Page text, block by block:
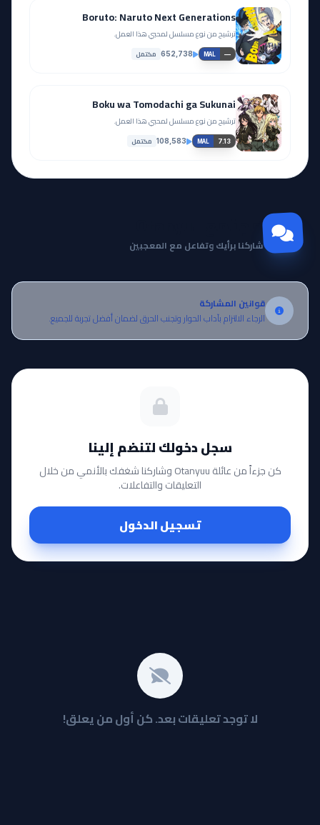
Boruto: Naruto Next Generations
ترشيح من نوع مسلسل لمحبي هذا العمل.
MAL —
652,738 مكتمل
Boku wa Tomodachi ga Sukunai
ترشيح من نوع مسلسل لمحبي هذا العمل.
MAL 7.13
108,583 مكتمل
مجتمع Otanyuu
شاركنا برأيك وتفاعل مع المعجبين
قوانين المشاركة
الرجاء الالتزام بآداب الحوار وتجنب الحرق لضمان أفضل تجربة للجميع.
سجل دخولك لتنضم إلينا
كن جزءاً من عائلة Otanyuu وشاركنا شغفك بالأنمي من خلال
التعليقات والتفاعلات.
تسجيل الدخول
لا توجد تعليقات بعد. كن أول من يعلق!